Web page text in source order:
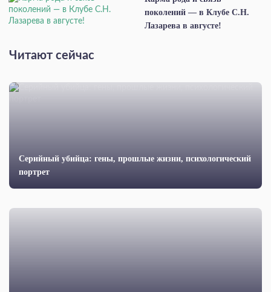
поколений — в Клубе С.Н.
Лазарева в августе!
Читают сейчас
Серийный убийца: гены, прошлые жизни, психологический
портрет